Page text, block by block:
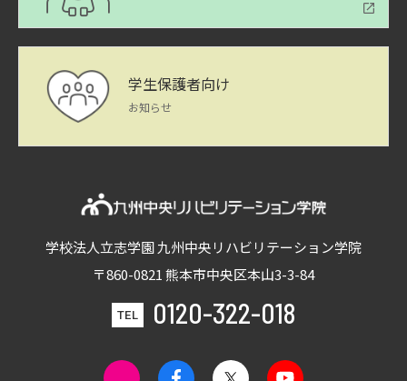
学生保護者向け
お知らせ
学校法人立志学園九州中央リハビリテーション学院
〒860-0821 熊本市中央区本山3-3-84
TEL 0120-322-018